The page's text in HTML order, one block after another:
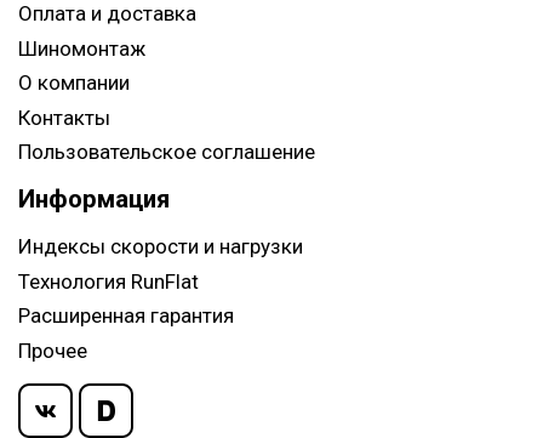
Оплата и доставка
Шиномонтаж
О компании
Контакты
Пользовательское соглашение
Информация
Индексы скорости и нагрузки
Технология RunFlat
Расширенная гарантия
Прочее